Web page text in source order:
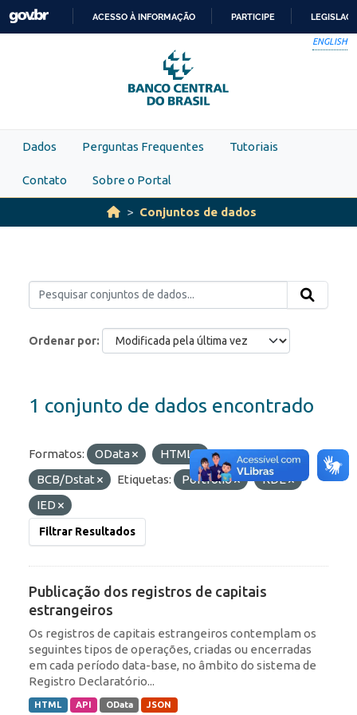
Skip to main content
PARA
O
CONTEÚDO
ACESSO À INFORMAÇÃO PARTICIPE
ENGLISH
Dados Perguntas Frequentes Tutoriais
Contato Sobre o Portal
Conjuntos de dados
Ordenar por
1 conjunto de dados encontrado
Formatos: OData HTML
Organizações:
BCB/Dstat
Etiquetas: Portfólio
RDE
IED
Filtrar Resultados
Publicação dos registros de capitais
estrangeiros
Os registros de capitais estrangeiros contemplam os
seguintes tipos de operações, criadas ou encerradas
em cada período data-base, no âmbito do sistema de
Registro Declaratório...
HTML API OData JSON